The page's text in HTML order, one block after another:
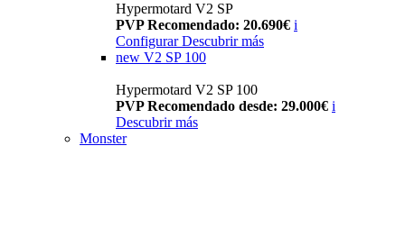
Hypermotard V2 SP
PVP Recomendado: 20.690€ i
Configurar Descubrir más
new V2 SP 100
Hypermotard V2 SP 100
PVP Recomendado desde: 29.000€ i
Descubrir más
Monster